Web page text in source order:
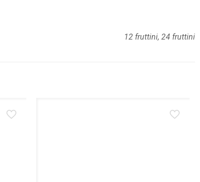
12 fruttini, 24 fruttini